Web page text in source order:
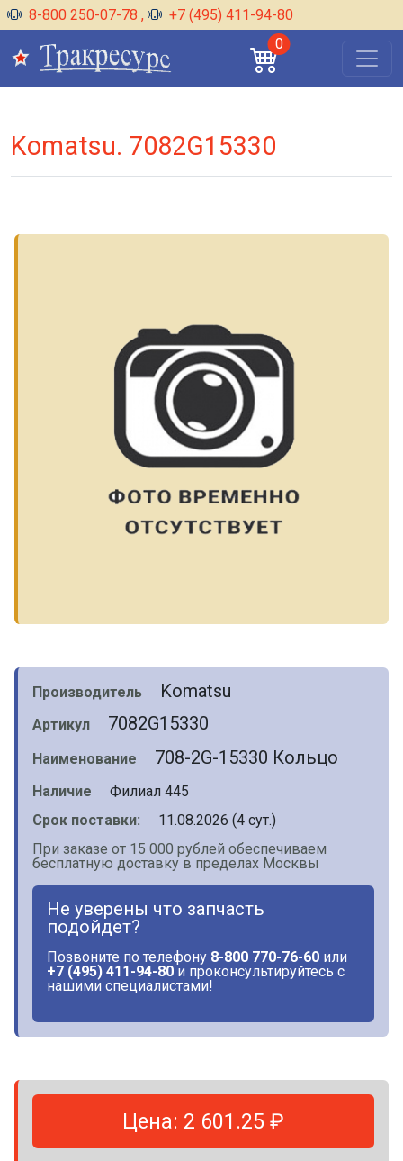
8-800 250-07-78 ,
+7 (495) 411-94-80
0
Komatsu. 7082G15330
Производитель Komatsu
Артикул 7082G15330
Наименование 708-2G-15330 Кольцо
Наличие
Филиал 445
Срок поставки:
11.08.2026 (4 сут.)
При заказе от 15 000 рублей обеспечиваем
бесплатную доставку в пределах Москвы
Не уверены что запчасть
подойдет?
Позвоните по телефону 8-800 770-76-60 или
+7 (495) 411-94-80 и проконсультируйтесь с
нашими специалистами!
Цена: 2 601.25 ₽